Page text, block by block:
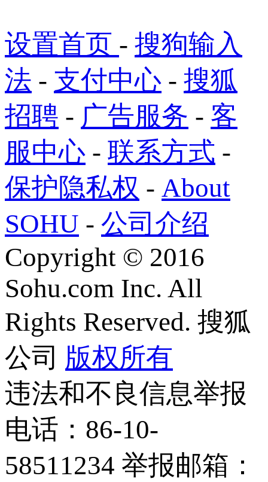
设置首页 - 搜狗输入
法 - 支付中心 - 搜狐
招聘 - 广告服务 - 客
服中心 - 联系方式 -
保护隐私权 - About
SOHU - 公司介绍
Copyright © 2016
Sohu.com Inc. All
Rights Reserved. 搜狐
公司 版权所有
违法和不良信息举报
电话：86-10-
58511234 举报邮箱：